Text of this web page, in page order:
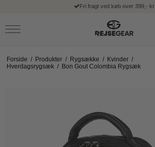
Fri fragt ved køb over 399,- kr
Forside / Produkter / Rygsække / Kvinder /
Hverdagsrygsæk / Bon Gout Colombia Rygsæk